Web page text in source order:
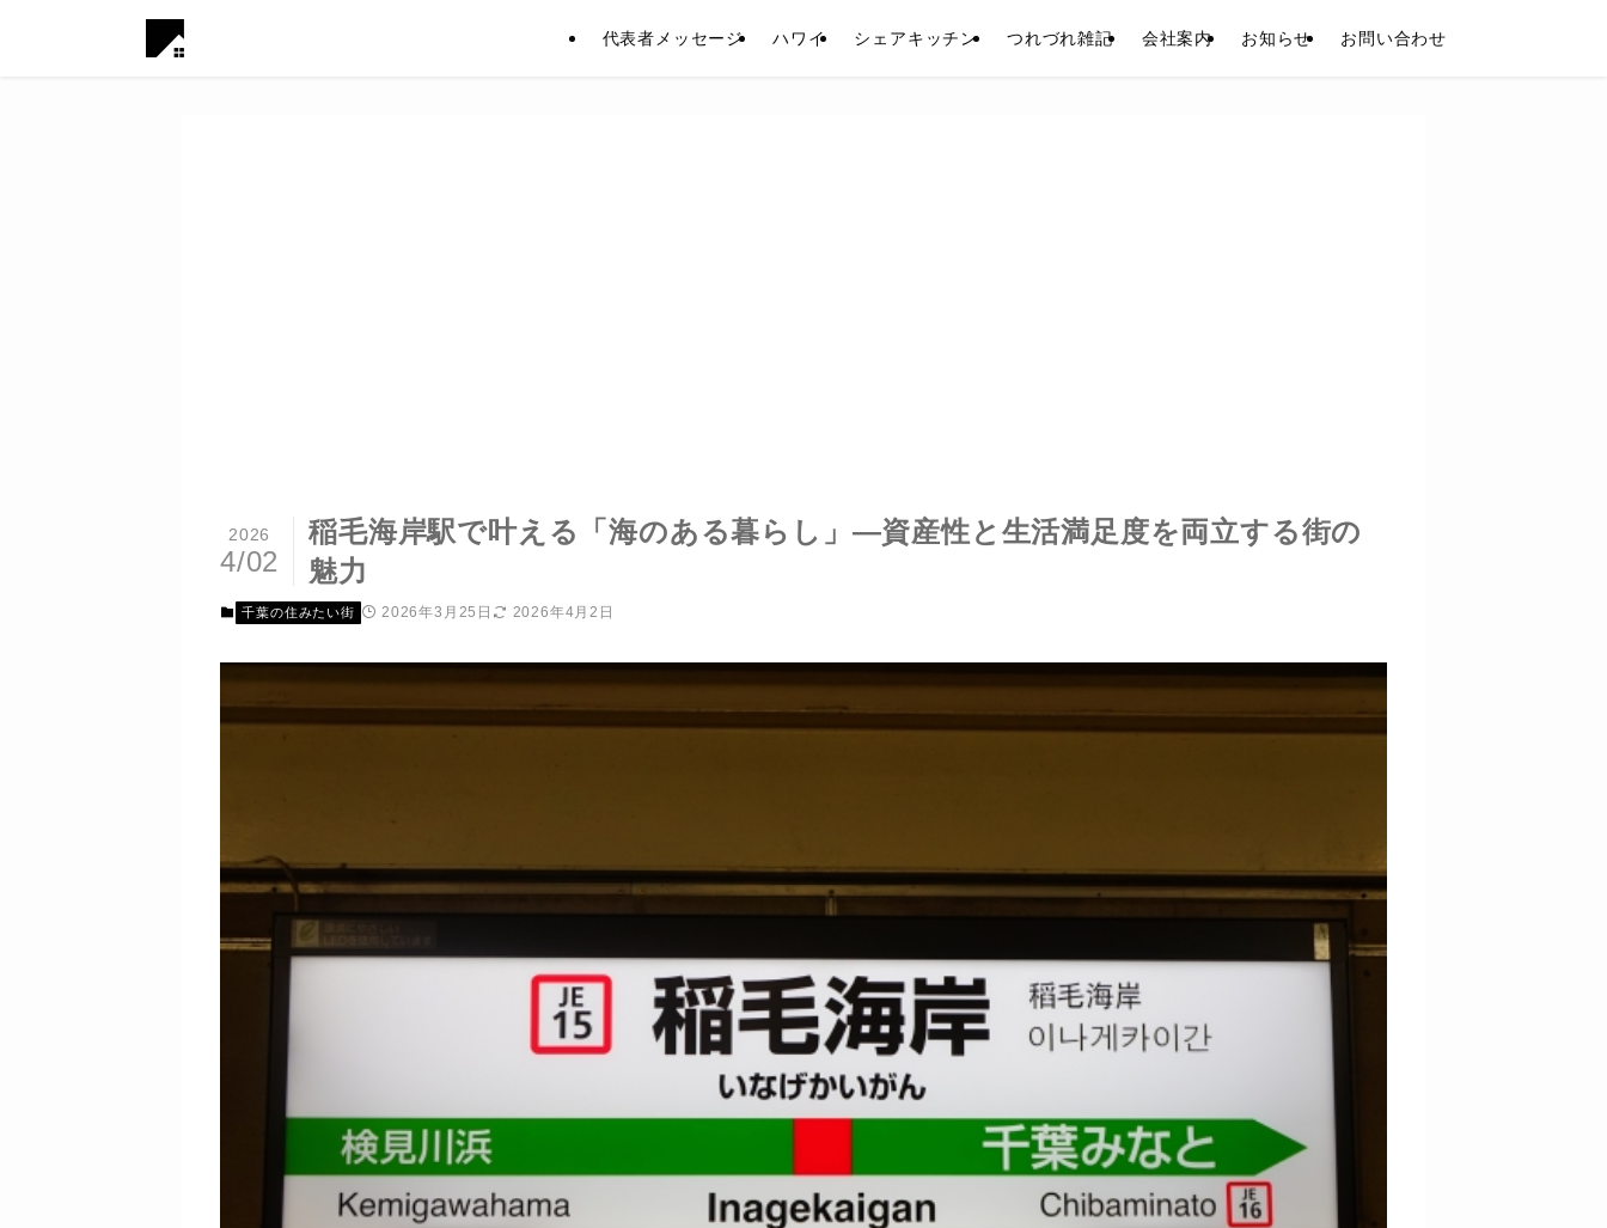
代表者メッセージ ハワイ シェアキッチン つれづれ雑記 会社案内 お知らせ お問い合わせ
稲毛海岸駅で叶える「海のある暮らし」—資産性と生活満足度を両立する街の
魅力
2026
4/02
千葉の住みたい街 2026年3月25日 2026年4月2日